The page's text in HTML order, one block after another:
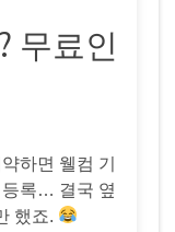
무료인
하면 웰컴 기
등록… 결국 옆
했죠.